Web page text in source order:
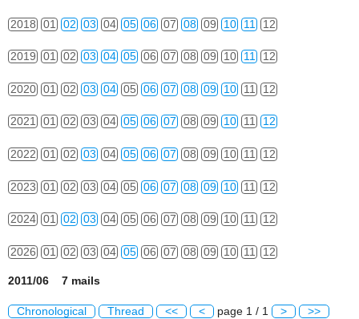
2018 01 02 03 04 05 06 07 08 09 10 11 12
2019 01 02 03 04 05 06 07 08 09 10 11 12
2020 01 02 03 04 05 06 07 08 09 10 11 12
2021 01 02 03 04 05 06 07 08 09 10 11 12
2022 01 02 03 04 05 06 07 08 09 10 11 12
2023 01 02 03 04 05 06 07 08 09 10 11 12
2024 01 02 03 04 05 06 07 08 09 10 11 12
2026 01 02 03 04 05 06 07 08 09 10 11 12
2011/06 7 mails
Chronological Thread << < page 1 / 1 > >>